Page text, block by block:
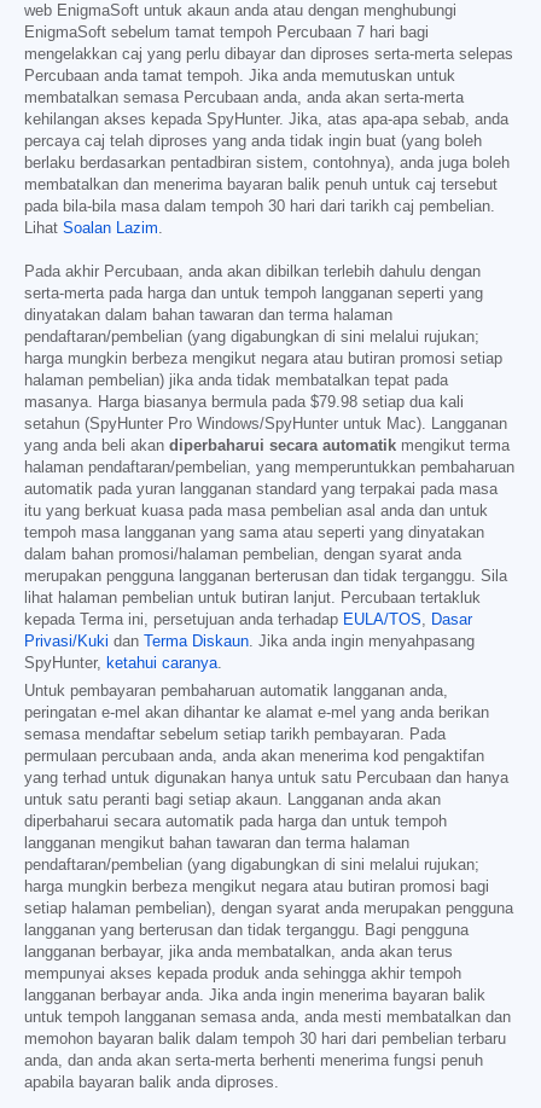
web EnigmaSoft untuk akaun anda atau dengan menghubungi
EnigmaSoft sebelum tamat tempoh Percubaan 7 hari bagi
mengelakkan caj yang perlu dibayar dan diproses serta-merta selepas
Percubaan anda tamat tempoh. Jika anda memutuskan untuk
membatalkan semasa Percubaan anda, anda akan serta-merta
kehilangan akses kepada SpyHunter. Jika, atas apa-apa sebab, anda
percaya caj telah diproses yang anda tidak ingin buat (yang boleh
berlaku berdasarkan pentadbiran sistem, contohnya), anda juga boleh
membatalkan dan menerima bayaran balik penuh untuk caj tersebut
pada bila-bila masa dalam tempoh 30 hari dari tarikh caj pembelian.
Lihat Soalan Lazim.
Pada akhir Percubaan, anda akan dibilkan terlebih dahulu dengan
serta-merta pada harga dan untuk tempoh langganan seperti yang
dinyatakan dalam bahan tawaran dan terma halaman
pendaftaran/pembelian (yang digabungkan di sini melalui rujukan;
harga mungkin berbeza mengikut negara atau butiran promosi setiap
halaman pembelian) jika anda tidak membatalkan tepat pada
masanya. Harga biasanya bermula pada $79.98 setiap dua kali
setahun (SpyHunter Pro Windows/SpyHunter untuk Mac). Langganan
yang anda beli akan diperbaharui secara automatik mengikut terma
halaman pendaftaran/pembelian, yang memperuntukkan pembaharuan
automatik pada yuran langganan standard yang terpakai pada masa
itu yang berkuat kuasa pada masa pembelian asal anda dan untuk
tempoh masa langganan yang sama atau seperti yang dinyatakan
dalam bahan promosi/halaman pembelian, dengan syarat anda
merupakan pengguna langganan berterusan dan tidak terganggu. Sila
lihat halaman pembelian untuk butiran lanjut. Percubaan tertakluk
kepada Terma ini, persetujuan anda terhadap EULA/TOS, Dasar
Privasi/Kuki dan Terma Diskaun. Jika anda ingin menyahpasang
SpyHunter, ketahui caranya.
Untuk pembayaran pembaharuan automatik langganan anda,
peringatan e-mel akan dihantar ke alamat e-mel yang anda berikan
semasa mendaftar sebelum setiap tarikh pembayaran. Pada
permulaan percubaan anda, anda akan menerima kod pengaktifan
yang terhad untuk digunakan hanya untuk satu Percubaan dan hanya
untuk satu peranti bagi setiap akaun. Langganan anda akan
diperbaharui secara automatik pada harga dan untuk tempoh
langganan mengikut bahan tawaran dan terma halaman
pendaftaran/pembelian (yang digabungkan di sini melalui rujukan;
harga mungkin berbeza mengikut negara atau butiran promosi bagi
setiap halaman pembelian), dengan syarat anda merupakan pengguna
langganan yang berterusan dan tidak terganggu. Bagi pengguna
langganan berbayar, jika anda membatalkan, anda akan terus
mempunyai akses kepada produk anda sehingga akhir tempoh
langganan berbayar anda. Jika anda ingin menerima bayaran balik
untuk tempoh langganan semasa anda, anda mesti membatalkan dan
memohon bayaran balik dalam tempoh 30 hari dari pembelian terbaru
anda, dan anda akan serta-merta berhenti menerima fungsi penuh
apabila bayaran balik anda diproses.